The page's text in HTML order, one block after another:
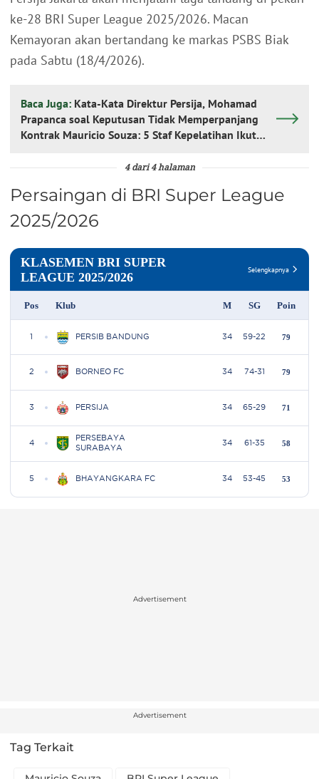
ke-28 BRI Super League 2025/2026. Macan
Kemayoran akan bertandang ke markas PSBS Biak
pada Sabtu (18/4/2026).
Baca Juga: Kata-Kata Direktur Persija, Mohamad
Prapanca soal Keputusan Tidak Memperpanjang
Kontrak Mauricio Souza: 5 Staf Kepelatihan Ikut
4 dari 4 halaman
Persaingan di BRI Super League
2025/2026
Advertisement
Advertisement
Tag Terkait